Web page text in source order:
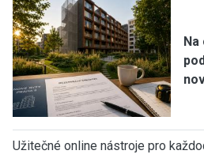
Na
Užitečné online nástroje pro